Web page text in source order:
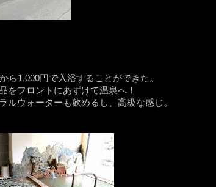
ら1,000円で入浴することができた。
をフロントにあずけて温泉へ！
ルウォーターも飲めるし、高級な感じ。